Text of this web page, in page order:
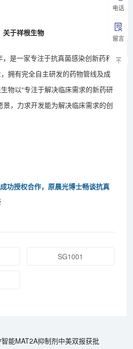
电话
留言
关于祥根生物
是一家专注于抗真菌感染创新药和
拥有完全自主研发的药物管线及成
物以“专注于解决临床需求的新药研
景，力求开发能为解决临床需求的创
功授权合作，原晨光博士畅谈抗真
SG1001
能MAT2A抑制剂中美双报获批